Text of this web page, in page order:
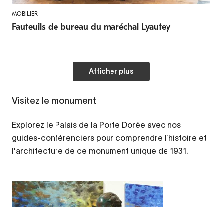
MOBILIER
Fauteuils de bureau du maréchal Lyautey
Afficher plus
Visitez le monument
Explorez le Palais de la Porte Dorée avec nos
guides-conférenciers pour comprendre l’histoire et
l'architecture de ce monument unique de 1931.